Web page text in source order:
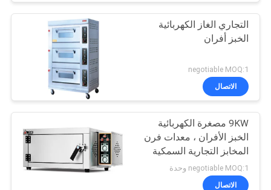
حالات
خريطة
الموقع
PRIVACY
POLICY
التجاري الغاز الكهربائية
الخبز أفران
negotiable MOQ:1
الاتصال
9KW مصغرة الكهربائية
الخبز الأفران ، معدات فرن
المخابز التجارية السمكية
negotiable MOQ:1 وحدة
الاتصال